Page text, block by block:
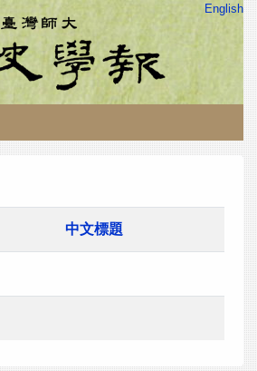
English
中文標題